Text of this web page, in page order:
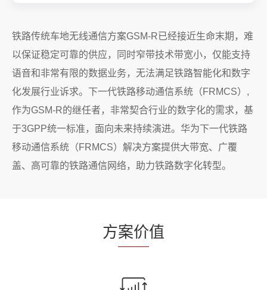
铁路传统车地无线通信方案GSM-R已经接近生命末期，难
以保证稳定可靠的供应，同时窄带技术带宽小，仅能支持
语音和非常有限的数据业务，无法满足铁路智能化和数字
化发展行业诉求。下一代铁路移动通信系统（FRMCS）,
作为GSM-R的继任者，非常契合行业的数字化的需求，基
于3GPP统一标准，面向未来持续演进。华为下一代铁路
移动通信系统（FRMCS）解决方案提供大带宽、广覆
盖、高可靠的铁路通信网络，助力铁路数字化转型。
方案价值